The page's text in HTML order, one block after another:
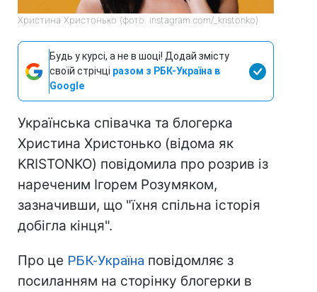
Христина Христонько (фото: instagram.com/_kristonko)
Будь у курсі, а не в шоці! Додай змісту
своїй стрічці разом з РБК-Україна в
Google
Українська співачка та блогерка
Христина Христонько (відома як
KRISTONKO) повідомила про розрив із
нареченим Ігорем Розумяком,
зазначивши, що "їхня спільна історія
добігла кінця".
Про це РБК-Україна повідомляє з
посиланням на сторінку блогерки в